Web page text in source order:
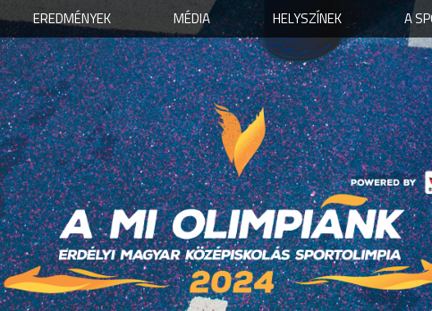
EREDMÉNYEK MÉDIA HELYSZÍNEK A